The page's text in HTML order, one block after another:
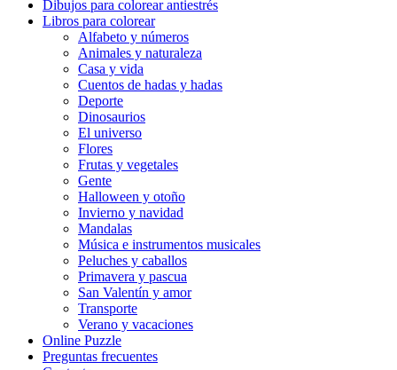
Flores
Frutas y vegetales
Halloween y otoño
Invierno y navidad
Música e instrumentos musicales
Peluches y caballos
Primavera y pascua
San Valentín y amor
Verano y vacaciones
Libros para colorear para niños
Dibujos para colorear antiestrés
Libros para colorear
Alfabeto y números
Animales y naturaleza
Casa y vida
Cuentos de hadas y hadas
Deporte
Dinosaurios
El universo
Flores
Frutas y vegetales
Gente
Halloween y otoño
Invierno y navidad
Mandalas
Música e instrumentos musicales
Peluches y caballos
Primavera y pascua
San Valentín y amor
Transporte
Verano y vacaciones
Online Puzzle
Preguntas frecuentes